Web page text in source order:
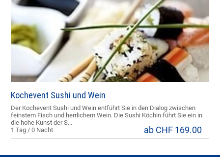
Kochevent Sushi und Wein
Der Kochevent Sushi und Wein entführt Sie in den Dialog zwischen
feinstem Fisch und herrlichem Wein. Die Sushi Köchin führt Sie ein in
die hohe Kunst der S...
1 Tag / 0 Nacht
ab CHF 169.00